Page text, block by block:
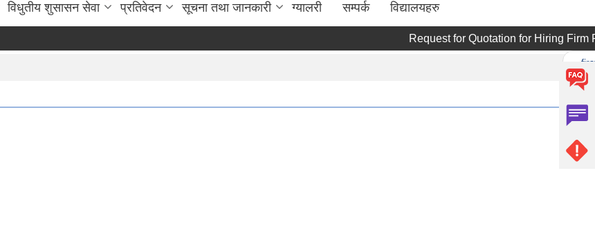
विधुतीय शुसासन सेवा प्रतिवेदन सूचना तथा जानकारी ग्यालरी सम्पर्क विद्यालयहरु
Request for Quotation for Hiring Firm